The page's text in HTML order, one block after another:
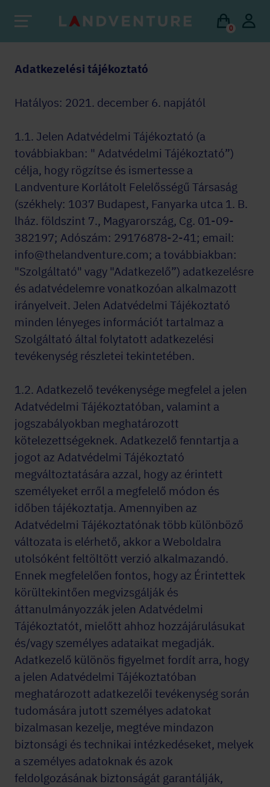
0
Adatkezelési tájékoztató
Hatályos: 2021. december 6. napjától
1.1. Jelen Adatvédelmi Tájékoztató (a
továbbiakban: " Adatvédelmi Tájékoztató”)
célja, hogy rögzítse és ismertesse a
Landventure Korlátolt Felelősségű Társaság
(székhely: 1037 Budapest, Fanyarka utca 1. B.
lház. földszint 7., Magyarország, Cg. 01-09-
382197; Adószám: 29176878-2-41; email:
info@thelandventure.com; a továbbiakban:
"Szolgáltató" vagy "Adatkezelő”) adatkezelésre
és adatvédelemre vonatkozóan alkalmazott
irányelveit. Jelen Adatvédelmi Tájékoztató
minden lényeges információt tartalmaz a
Szolgáltató által folytatott adatkezelési
tevékenység részletei tekintetében.
1.2. Adatkezelő tevékenysége megfelel a jelen
Adatvédelmi Tájékoztatóban, valamint a
jogszabályokban meghatározott
kötelezettségeknek. Adatkezelő fenntartja a
jogot az Adatvédelmi Tájékoztató
megváltoztatására azzal, hogy az érintett
személyeket erről a megfelelő módon és
időben tájékoztatja. Amennyiben az
Adatvédelmi Tájékoztatónak több különböző
változata is elérhető, akkor a Weboldalra
utolsóként feltöltött verzió alkalmazandó.
Ennek megfelelően fontos, hogy az Érintettek
körültekintően megvizsgálják és
áttanulmányozzák jelen Adatvédelmi
Tájékoztatót, mielőtt ahhoz hozzájárulásukat
és/vagy személyes adataikat megadják.
Adatkezelő különös figyelmet fordít arra, hogy
a jelen Adatvédelmi Tájékoztatóban
meghatározott adatkezelői tevékenység során
tudomására jutott személyes adatokat
bizalmasan kezelje, megtéve mindazon
biztonsági és technikai intézkedéseket, melyek
a személyes adatoknak és azok
feldolgozásának biztonságát garantálják,